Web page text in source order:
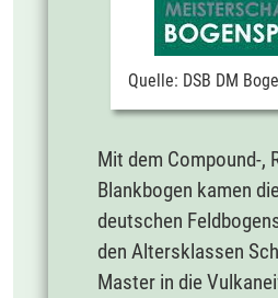
Quelle: DSB DM
Mit dem Compound-,
Blankbogen kamen
deutschen
den Altersklassen
Master in die